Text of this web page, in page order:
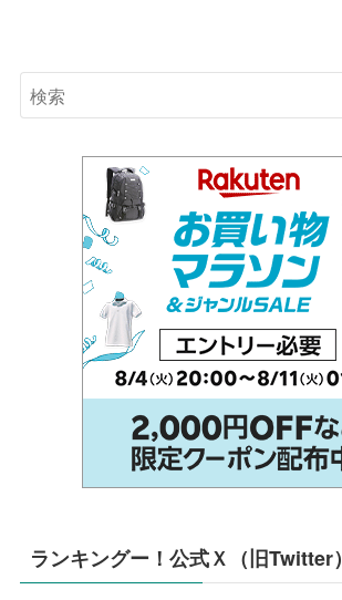
ランキングー！公式Ｘ（旧Twitter）